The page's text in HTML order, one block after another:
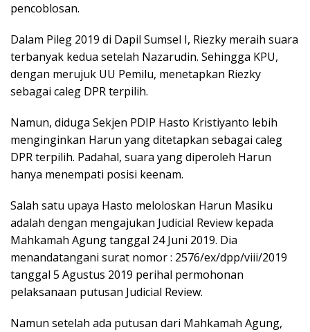
pencoblosan.
Dalam Pileg 2019 di Dapil Sumsel I, Riezky meraih suara
terbanyak kedua setelah Nazarudin. Sehingga KPU,
dengan merujuk UU Pemilu, menetapkan Riezky
sebagai caleg DPR terpilih.
Namun, diduga Sekjen PDIP Hasto Kristiyanto lebih
menginginkan Harun yang ditetapkan sebagai caleg
DPR terpilih. Padahal, suara yang diperoleh Harun
hanya menempati posisi keenam.
Salah satu upaya Hasto meloloskan Harun Masiku
adalah dengan mengajukan Judicial Review kepada
Mahkamah Agung tanggal 24 Juni 2019. Dia
menandatangani surat nomor : 2576/ex/dpp/viii/2019
tanggal 5 Agustus 2019 perihal permohonan
pelaksanaan putusan Judicial Review.
Namun setelah ada putusan dari Mahkamah Agung,